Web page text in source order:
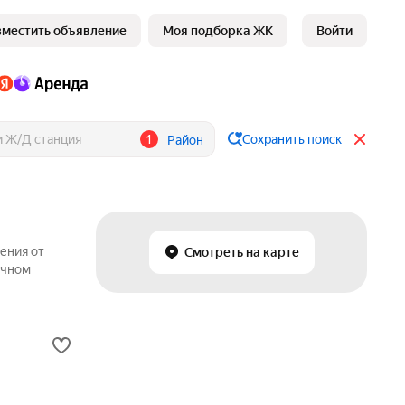
объявление Моя подборка ЖК Войти
1 Район Сохранить поиск
Смотреть на карте
от